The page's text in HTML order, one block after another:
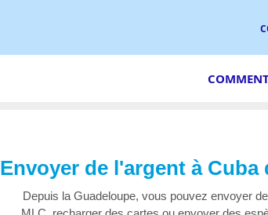
Envoyer de l'argent à
Depuis la Guadeloupe, vous pouvez envoyer